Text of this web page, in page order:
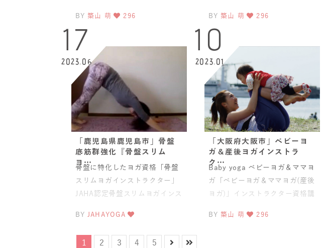
ガ」という学びの時間茨城県常
BY 築山 萌 296
んが、「骨盤スリム
BY 築山 萌 296
17
2023.06
「鹿児島県鹿児島市」骨盤
底筋群強化『骨盤スリム
ヨ…
骨盤に特化したヨガ資格「骨盤
スリムヨガインストラクター」
JAHA認定骨盤スリムヨガインス
1日オンライン認定コース
BY JAHAYOGA
10
2023.01
「大阪府大阪市」ベビーヨ
ガ＆産後ヨガインストラ
ク…
Baby yoga ベビーヨガ＆ママヨ
ガ「ベビーヨガ＆ママヨガ(産後
ヨガ)」インストラクター資格講
しむ事が出来
BY 築山 萌 296
1 2 3 4 5